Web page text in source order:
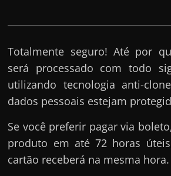
Totalmente seguro! Até por
será processado com todo
utilizando tecnologia anti-
dados pessoais estejam
Se você preferir pagar via
produto em até 72 horas
cartão receberá na mesma hora.